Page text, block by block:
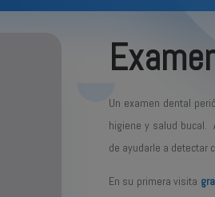
Un examen dental
higiene y salud bucal.
de ayudarle a detectar
En su primera visita